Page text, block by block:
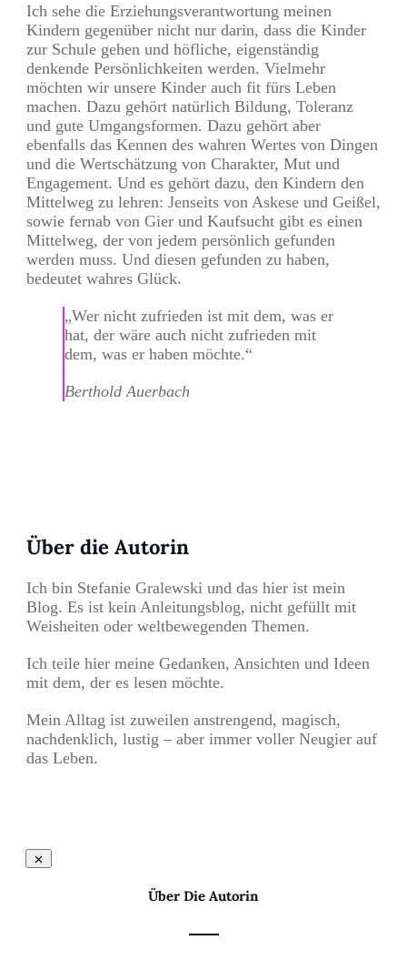
Ich sehe die Erziehungsverantwortung meinen
Kindern gegenüber nicht nur darin, dass die Kinder
zur Schule gehen und höfliche, eigenständig
denkende Persönlichkeiten werden. Vielmehr
möchten wir unsere Kinder auch fit fürs Leben
machen. Dazu gehört natürlich Bildung, Toleranz
und gute Umgangsformen. Dazu gehört aber
ebenfalls das Kennen des wahren Wertes von Dingen
und die Wertschätzung von Charakter, Mut und
Engagement. Und es gehört dazu, den Kindern den
Mittelweg zu lehren: Jenseits von Askese und Geißel,
sowie fernab von Gier und Kaufsucht gibt es einen
Mittelweg, der von jedem persönlich gefunden
werden muss. Und diesen gefunden zu haben,
bedeutet wahres Glück.
„Wer nicht zufrieden ist mit dem, was er
hat, der wäre auch nicht zufrieden mit
dem, was er haben möchte.“
Berthold Auerbach
Über die Autorin
Ich bin Stefanie Gralewski und das hier ist mein
Blog. Es ist kein Anleitungsblog, nicht gefüllt mit
Weisheiten oder weltbewegenden Themen.
Ich teile hier meine Gedanken, Ansichten und Ideen
mit dem, der es lesen möchte.
Mein Alltag ist zuweilen anstrengend, magisch,
nachdenklich, lustig – aber immer voller Neugier auf
das Leben.
Über Die Autorin